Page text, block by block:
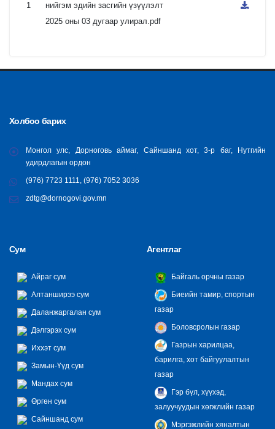
1
нийгэм эдийн засгийн үзүүлэлт
2025 оны 03 дугаар улирал.pdf
Холбоо барих
Монгол улс, Дорноговь аймаг, Сайншанд хот, 3-р баг, Нутгийн
удирдлагын ордон
(976) 7723 1111, (976) 7052 3036
zdtg@dornogovi.gov.mn
Сум
Айраг сум
Алтанширээ сум
Даланжаргалан сум
Дэлгэрэх сум
Иххэт сум
Замын-Үүд сум
Мандах сум
Өргөн сум
Сайншанд сум
Агентлаг
Байгаль орчны газар
Биеийн тамир, спортын
газар
Боловсролын газар
Газрын харилцаа,
барилга, хот байгуулалтын
газар
Гэр бүл, хүүхэд,
залуучуудын хөгжлийн газар
Мэргэжлийн хяналтын